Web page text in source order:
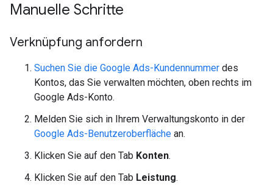
Manuelle Schritte
Verknüpfung anfordern
Suchen Sie die Google Ads-Kundennummer des
Kontos, das Sie verwalten möchten, oben rechts im
Google Ads-Konto.
Melden Sie sich in Ihrem Verwaltungskonto in der
Google Ads-Benutzeroberfläche an.
Klicken Sie auf den Tab Konten.
Klicken Sie auf den Tab Leistung.